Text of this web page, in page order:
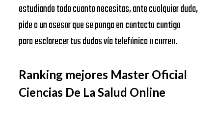
estudiando todo cuanto necesitas, ante cualquier duda,
pide a un asesor que se ponga en contacto contigo
para esclarecer tus dudas vía telefónica o correo.
Ranking mejores Master Oficial
Ciencias De La Salud Online